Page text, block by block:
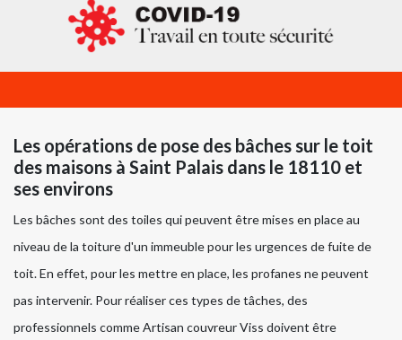
Les opérations de pose des bâches sur le toit
des maisons à Saint Palais dans le 18110 et
ses environs
Les bâches sont des toiles qui peuvent être mises en place au
niveau de la toiture d'un immeuble pour les urgences de fuite de
toit. En effet, pour les mettre en place, les profanes ne peuvent
pas intervenir. Pour réaliser ces types de tâches, des
professionnels comme Artisan couvreur Viss doivent être